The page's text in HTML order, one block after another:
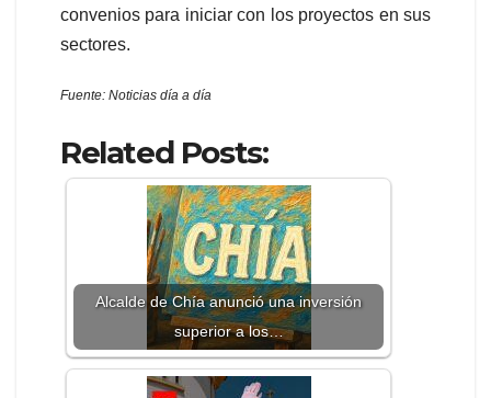
convenios para iniciar con los proyectos en sus
sectores.
Fuente: Noticias día a día
Related Posts:
Alcalde de Chía anunció una inversión
superior a los…